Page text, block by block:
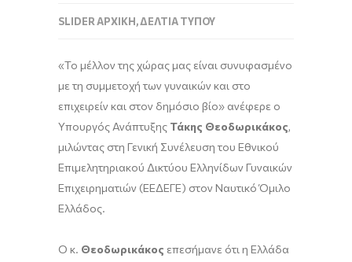
SLIDER ΑΡΧΙΚΉ,ΔΕΛΤΊΑ ΤΎΠΟΥ
«Το μέλλον της χώρας μας είναι συνυφασμένο
με τη συμμετοχή των γυναικών και στο
επιχειρείν και στον δημόσιο βίο» ανέφερε ο
Υπουργός Ανάπτυξης Τάκης Θεοδωρικάκος,
μιλώντας στη Γενική Συνέλευση του Εθνικού
Επιμελητηριακού Δικτύου Ελληνίδων Γυναικών
Επιχειρηματιών (ΕΕΔΕΓΕ) στον Ναυτικό Όμιλο
Ελλάδος.
Ο κ. Θεοδωρικάκος επεσήμανε ότι η Ελλάδα